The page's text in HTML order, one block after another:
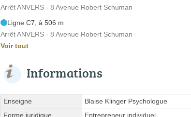
Arrêt ANVERS - 8 Avenue Robert Schuman
Ligne C7, à 506 m
Arrêt ANVERS - 8 Avenue Robert Schuman
Voir tout
Informations
Enseigne
Blaise Klinger Psychologue
Forme juridique
Entrepreneur individuel